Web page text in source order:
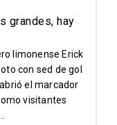
grandes, hay
limonense Erick
con sed de gol
el marcador
visitantes